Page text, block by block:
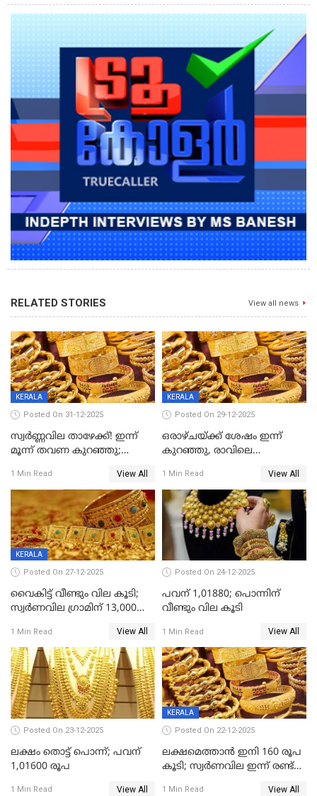
RELATED STORIES View all news
KERALA
Posted On 31-12-2025
സ്വർണ്ണവില താഴേക്ക്! ഇന്ന്
മൂന്ന് തവണ കുറഞ്ഞു;
1 Min Read View All
KERALA
Posted On 29-12-2025
ഒരാഴ്ചയ്ക്ക് ശേഷം ഇന്ന്
കുറഞ്ഞു, രാവിലെ
ഇടിവ്
1 Min Read View All
KERALA
Posted On 27-12-2025
വൈകിട്ട് വീണ്ടും വില കൂടി;
സ്വർണവില ഗ്രാമിന് 13,000
റെക്കോർഡ്
1 Min Read View All
Posted On 24-12-2025
പവന് 1,01880; പൊന്നിന്
വീണ്ടും വില കൂടി
1 Min Read View All
Posted On 23-12-2025
ലക്ഷം തൊട്ട് പൊന്ന്; പവന്
1,01600 രൂപ
1 Min Read View All
KERALA
Posted On 22-12-2025
ലക്ഷമെത്താൻ ഇനി 160 രൂപ
കൂടി; സ്വർണവില ഇന്ന് രണ്ട്
1 Min Read View All